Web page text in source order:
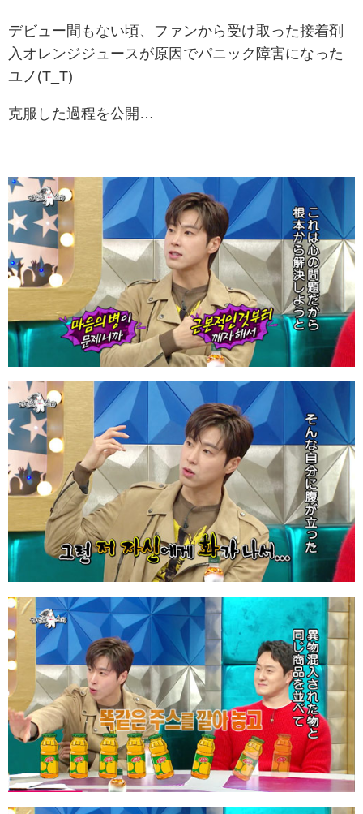
デビュー間もない頃、ファンから受け取った接着剤
入オレンジジュースが原因でパニック障害になった
ユノ(T_T)
克服した過程を公開…